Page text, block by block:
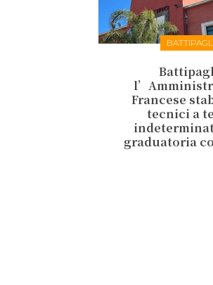
Francese
tecnici a
graduatoria